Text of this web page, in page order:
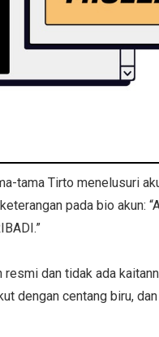
tama Tirto menelusuri
pada bio akun:
dan tidak ada
dengan centang biru,